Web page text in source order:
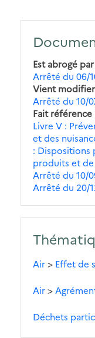
Est abrogé par
Arrêté du 06/
Vient modifier
Arrêté du 10/
Fait référence
Livre V :
et des
: Dispositions
produits et
Arrêté du 10/
Arrêté du 20/
Air> Effet de
Air>
Déchets